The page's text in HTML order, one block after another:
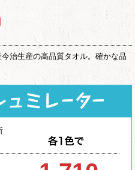
治生産の高品質タオル。確かな品